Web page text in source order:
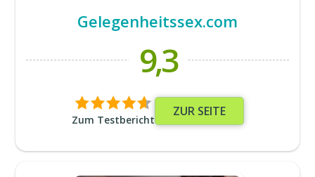
Gelegenheitssex.com
9,3
Zum Testbericht
ZUR SEITE